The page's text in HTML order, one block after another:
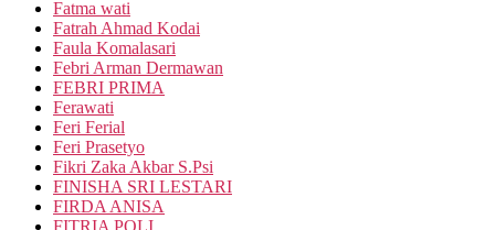
Fatma wati
Fatrah Ahmad Kodai
Faula Komalasari
Febri Arman Dermawan
FEBRI PRIMA
Ferawati
Feri Ferial
Feri Prasetyo
Fikri Zaka Akbar S.Psi
FINISHA SRI LESTARI
FIRDA ANISA
FITRIA POLI